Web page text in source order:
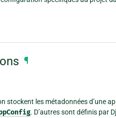
¶
stockent les métadonnées d’une
. D’autres sont définis par